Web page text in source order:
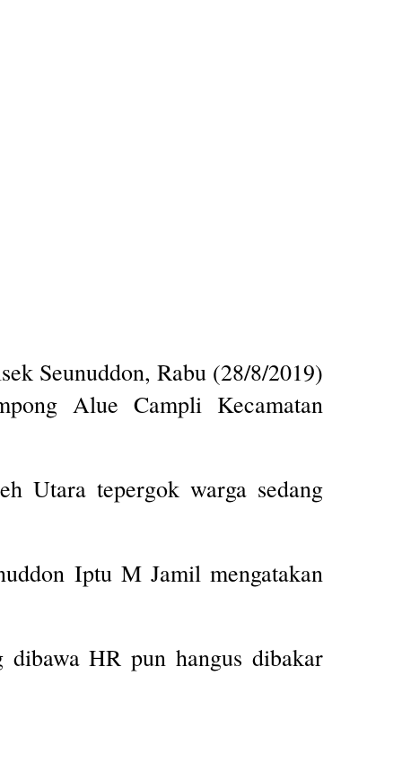
Seunuddon, Rabu (28/8/2019)
Alue Campli Kecamatan
Utara tepergok warga sedang
Iptu M Jamil mengatakan
HR pun hangus dibakar